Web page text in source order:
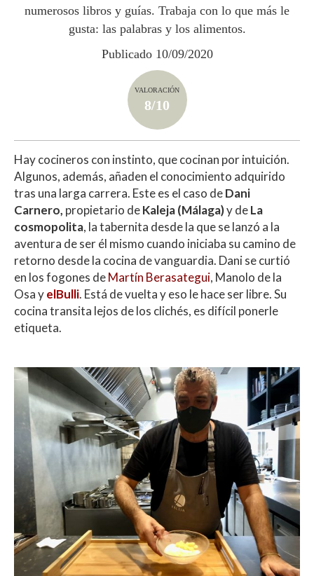
numerosos libros y guías. Trabaja con lo que más le
gusta: las palabras y los alimentos.
Publicado 10/09/2020
VALORACIÓN
8/10
Hay cocineros con instinto, que cocinan por intuición.
Algunos, además, añaden el conocimiento adquirido
tras una larga carrera. Este es el caso deDani
Carnero, propietario deKaleja (Málaga)y deLa
cosmopolita, la tabernita desde la que se lanzó a la
aventura de ser él mismo cuando iniciaba su camino de
retorno desde la cocina de vanguardia. Dani se curtió
en los fogones deMartín Berasategui, Manolo de la
Osa yelBulli. Está de vuelta y eso le hace ser libre. Su
cocina transita lejos de los clichés, es difícil ponerle
etiqueta.